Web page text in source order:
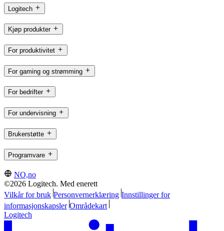
Logitech
Kjøp produkter
For produktivitet
For gaming og strømming
For bedrifter
For undervisning
Brukerstøtte
Programvare
NO,no
©2026 Logitech. Med enerett
Vilkår for bruk Personvernerklæring Innstillinger for
informasjonskapsler Områdekart
Logitech